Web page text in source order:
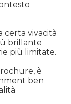
certa vivacità
brillante
più limitate.
è
ben